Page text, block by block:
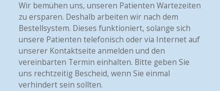
Wir bemühen uns, unseren Patienten Wartezeiten
zu ersparen. Deshalb arbeiten wir nach dem
Bestellsystem. Dieses funktioniert, solange sich
unsere Patienten telefonisch oder via Internet auf
unserer Kontaktseite anmelden und den
vereinbarten Termin einhalten. Bitte geben Sie
uns rechtzeitig Bescheid, wenn Sie einmal
verhindert sein sollten.